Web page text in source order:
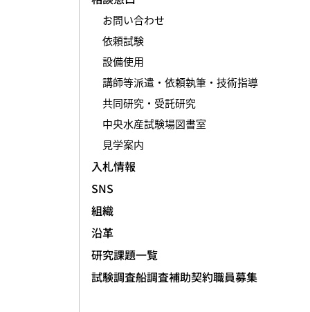
お問い合わせ
依頼試験
設備使用
講師等派遣・依頼執筆・技術指導
共同研究・受託研究
中央水産試験場図書室
見学案内
入札情報
SNS
組織
沿革
研究課題一覧
試験調査船調査補助契約職員募集